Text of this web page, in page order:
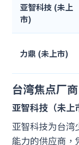
亚智科技 (未上
市)
力鼎 (未上市)
台湾焦点厂商
亚智科技（未上
亚智科技为台
能力的供应商